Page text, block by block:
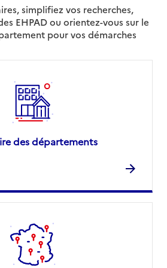
simplifiez vos recherches,
EHPAD ou orientez-vous sur le
pour vos démarches
des départements